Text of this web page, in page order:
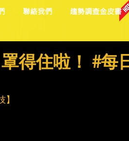
聯絡我們 趨勢調查金皮書
得住啦！ #每
】